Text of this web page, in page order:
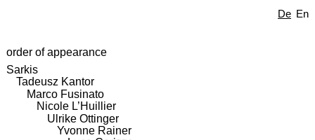
De En
order of appearance
Sarkis
Tadeusz Kantor
Marco Fusinato
Nicole L’Huillier
Ulrike Ottinger
Yvonne Rainer